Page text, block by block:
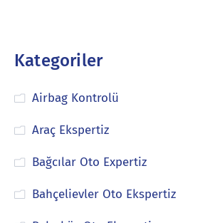
Kategoriler
Airbag Kontrolü
Araç Ekspertiz
Bağcılar Oto Expertiz
Bahçelievler Oto Ekspertiz